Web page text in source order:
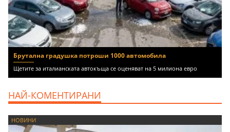
Брутална градушка потроши 1000 автомобила
Щетите за италианската автокъща се оценяват на 5 милиона евро
НАЙ-КОМЕНТИРАНИ
НОВИНИ